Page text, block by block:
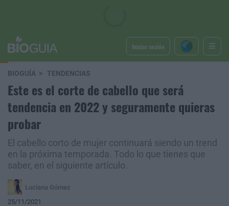
Iniciar sesión
BIOGUÍA TENDENCIAS
Este es el corte de cabello que será
tendencia en 2022 y seguramente quieras
probar
El cabello corto de mujer continuará siendo un trend
en la próxima temporada. Todo lo que tienes que
saber, en el siguiente artículo.
Luciana Gómez
25/11/2021